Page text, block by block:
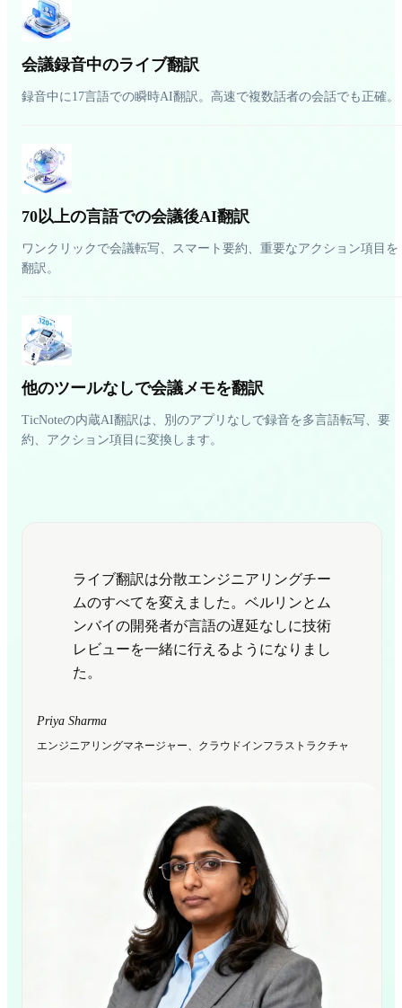
会議録音中のライブ翻訳
録音中に17言語での瞬時AI翻訳。高速で複数話者の会話でも正確。
70以上の言語での会議後AI翻訳
ワンクリックで会議転写、スマート要約、重要なアクション項目を
翻訳。
他のツールなしで会議メモを翻訳
TicNoteの内蔵AI翻訳は、別のアプリなしで録音を多言語転写、要
約、アクション項目に変換します。
ライブ翻訳は分散エンジニアリングチー
ムのすべてを変えました。ベルリンとム
ンバイの開発者が言語の遅延なしに技術
レビューを一緒に行えるようになりまし
た。
Priya Sharma
エンジニアリングマネージャー、クラウドインフラストラクチャ